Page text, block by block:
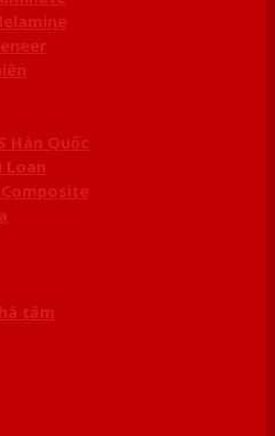
Hàn Quốc
Loan
tắm